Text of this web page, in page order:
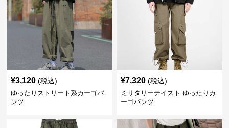
¥3,120 (税込)
ゆったりストリート系カーゴパ
ンツ
¥7,320 (税込)
ミリタリーテイスト ゆったりカ
ーゴパンツ